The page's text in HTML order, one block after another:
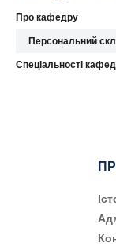
Про кафедру
Персональний
Спеціальності